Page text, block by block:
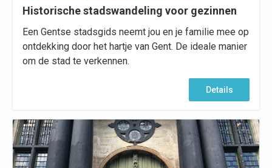
Historische stadswandeling voor gezinnen
Een Gentse stadsgids neemt jou en je familie mee op
ontdekking door het hartje van Gent. De ideale manier
om de stad te verkennen.
Details